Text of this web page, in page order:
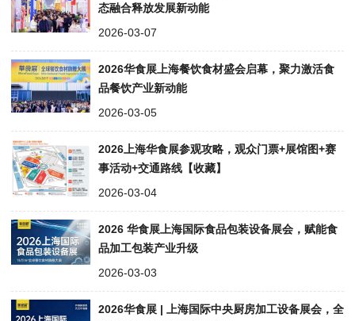
态融合释放发展新动能
2026-03-07
2026华食展上海餐饮食材盛会启幕，聚力激活食
品餐饮产业新动能
2026-03-05
2026上海华食展参观攻略，观众门票+展馆图+赛
事活动+交通路线【收藏】
2026-03-04
2026 华食展上海国际食品包装设备展会，赋能食
品加工包装产业升级
2026-03-03
2026华食展 | 上海国际中央厨房加工设备展会，全